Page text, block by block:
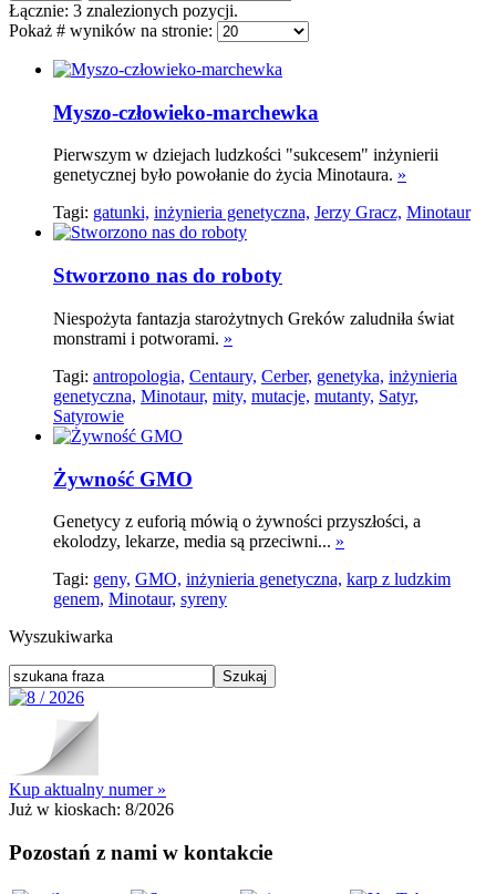
Łącznie: 3 znalezionych pozycji.
Pokaż # wyników na stronie:
Myszo-człowieko-marchewka
Pierwszym w dziejach ludzkości "sukcesem" inżynierii
genetycznej było powołanie do życia Minotaura. »
Tagi: gatunki, inżynieria genetyczna, Jerzy Gracz, Minotaur
Stworzono nas do roboty
Niespożyta fantazja starożytnych Greków zaludniła świat
monstrami i potworami. »
Tagi: antropologia, Centaury, Cerber, genetyka, inżynieria
genetyczna, Minotaur, mity, mutacje, mutanty, Satyr,
Satyrowie
Żywność GMO
Genetycy z euforią mówią o żywności przyszłości, a
ekolodzy, lekarze, media są przeciwni... »
Tagi: geny, GMO, inżynieria genetyczna, karp z ludzkim
genem, Minotaur, syreny
Wyszukiwarka
Kup aktualny numer »
Już w kioskach: 8/2026
Pozostań z nami w kontakcie